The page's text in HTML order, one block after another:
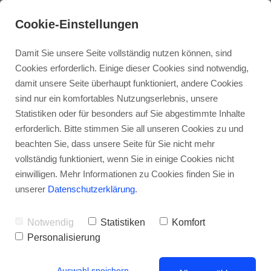
Gewinnspiel Teilnahmebedingungen
Die Teilnahme am Gewinnspiel von der stuttgarter
genannt, ist kostenlos und richtet sich ausschließlich nach
diesen Teilnahmebedingungen.
Cookie-Einstellungen
Damit Sie unsere Seite vollständig nutzen können, sind
Cookies erforderlich. Einige dieser Cookies sind notwendig,
damit unsere Seite überhaupt funktioniert, andere Cookies
sind nur ein komfortables Nutzungserlebnis, unsere
Statistiken oder für besonders auf Sie abgestimmte Inhalte
erforderlich. Bitte stimmen Sie all unseren Cookies zu und
beachten Sie, dass unsere Seite für Sie nicht mehr
vollständig funktioniert, wenn Sie in einige Cookies nicht
einwilligen. Mehr Informationen zu Cookies finden Sie in
unserer Datenschutzerklärung.
Notwendig Statistiken
Komfort
Personalisierung